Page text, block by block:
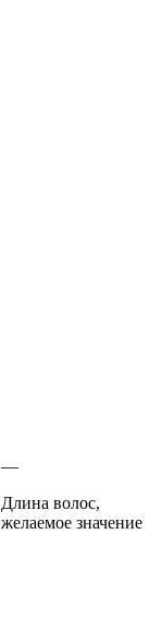
—
Длина волос,
желаемое значение